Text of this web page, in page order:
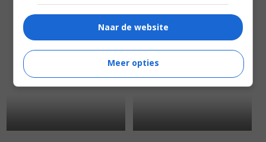
Naar de website
Meer opties